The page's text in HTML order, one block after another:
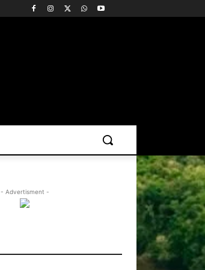
- Advertisment -